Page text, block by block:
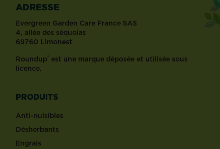
ADRESSE
Evergreen Garden Care France SAS
4, allée des séquoias
69760 Limonest
Roundup® est une marque déposée et utilisée sous
licence.
PRODUITS
Anti-nuisibles
Désherbants
Engrais